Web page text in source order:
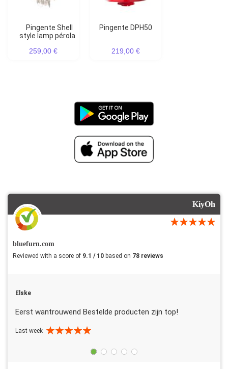
Pingente Shell
style lamp pérola
259,00 €
Pingente DPH50
219,00 €
KiyOh
bluefurn.com
Reviewed with a score of 9.1 / 10 based on 78 reviews
Elske
Eerst wantrouwend Bestelde producten zijn top!
Last week